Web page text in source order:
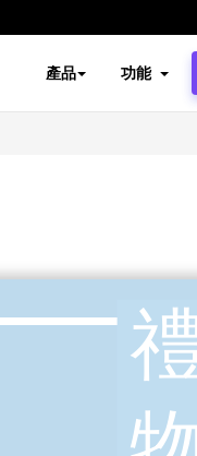
產品 功能